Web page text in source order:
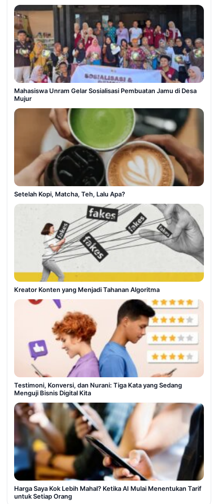
Mahasiswa Unram Gelar Sosialisasi Pembuatan Jamu di Desa
Mujur
Setelah Kopi, Matcha, Teh, Lalu Apa?
Kreator Konten yang Menjadi Tahanan Algoritma
Testimoni, Konversi, dan Nurani: Tiga Kata yang Sedang
Menguji Bisnis Digital Kita
Harga Saya Kok Lebih Mahal? Ketika AI Mulai Menentukan Tarif
untuk Setiap Orang